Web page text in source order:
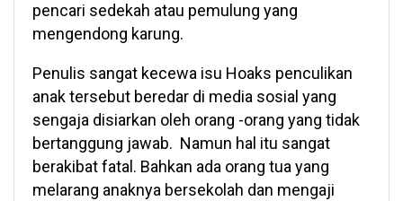
pencari sedekah atau pemulung yang
mengendong karung.
Penulis sangat kecewa isu Hoaks penculikan
anak tersebut beredar di media sosial yang
sengaja disiarkan oleh orang -orang yang tidak
bertanggung jawab. Namun hal itu sangat
berakibat fatal. Bahkan ada orang tua yang
melarang anaknya bersekolah dan mengaji